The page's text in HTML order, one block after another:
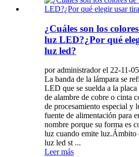
¿Cuáles son los
luz LED?¿Por qué
luz led?
por administrador el 22-11-05
La banda de la lámpara se
LED que se suelda a la
de alambre de cobre o cinta
de procesamiento especial y
fuente de alimentación para
nombre porque su forma es
luz cuando emite luz.Ámbito
luz led st ...
Leer más